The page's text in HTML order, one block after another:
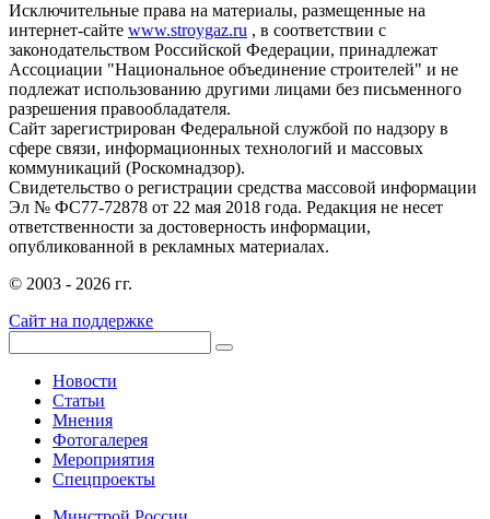
Исключительные права на материалы, размещенные на
интернет-сайте www.stroygaz.ru , в соответствии с
законодательством Российской Федерации, принадлежат
Ассоциации "Национальное объединение строителей" и не
подлежат использованию другими лицами без письменного
разрешения правообладателя.
Сайт зарегистрирован Федеральной службой по надзору в
сфере связи, информационных технологий и массовых
коммуникаций (Роскомнадзор).
Свидетельство о регистрации средства массовой информации
Эл № ФС77-72878 от 22 мая 2018 года. Редакция не несет
ответственности за достоверность информации,
опубликованной в рекламных материалах.
© 2003 - 2026 гг.
Сайт на поддержке
Новости
Статьи
Мнения
Фотогалерея
Мероприятия
Спецпроекты